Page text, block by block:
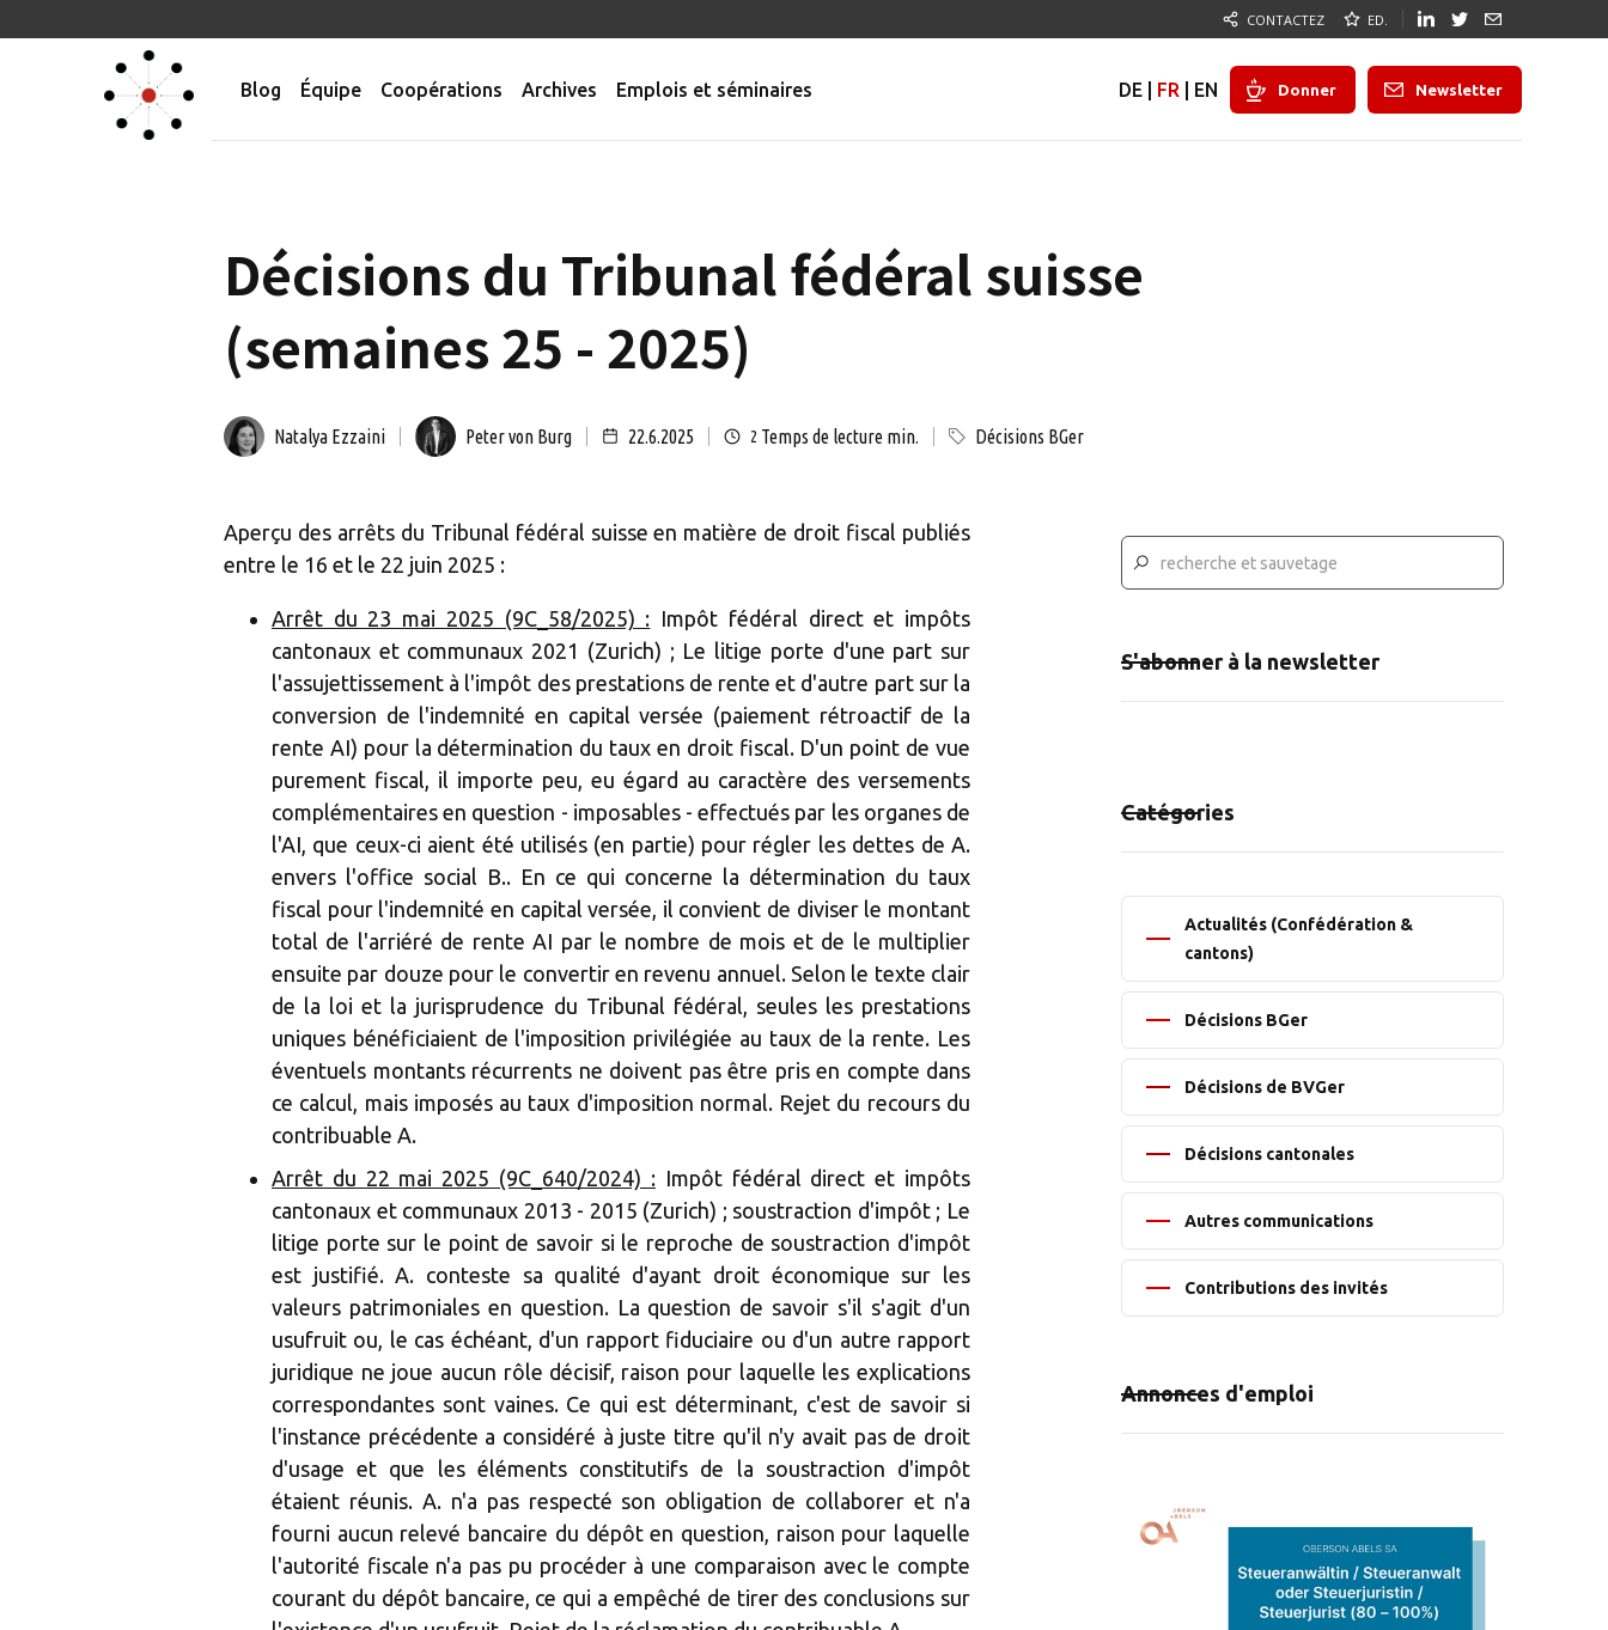
CONTACTEZ ED.
Blog Équipe Coopérations Archives Emplois et séminaires DE FR EN Donner Newsletter
Décisions du Tribunal fédéral suisse
(semaines 25 - 2025)
Natalya Ezzaini Peter von Burg 22.6.2025 2 Temps de lecture min. Décisions BGer
Aperçu des arrêts du Tribunal fédéral suisse en matière de droit fiscal publiés
entre le 16 et le 22 juin 2025 :
Arrêt du 23 mai 2025 (9C_58/2025) : Impôt fédéral direct et impôts
cantonaux et communaux 2021 (Zurich) ; Le litige porte d'une part sur
l'assujettissement à l'impôt des prestations de rente et d'autre part sur la
conversion de l'indemnité en capital versée (paiement rétroactif de la
rente AI) pour la détermination du taux en droit fiscal. D'un point de vue
purement fiscal, il importe peu, eu égard au caractère des versements
complémentaires en question - imposables - effectués par les organes de
l'AI, que ceux-ci aient été utilisés (en partie) pour régler les dettes de A.
envers l'office social B.. En ce qui concerne la détermination du taux
fiscal pour l'indemnité en capital versée, il convient de diviser le montant
total de l'arriéré de rente AI par le nombre de mois et de le multiplier
ensuite par douze pour le convertir en revenu annuel. Selon le texte clair
de la loi et la jurisprudence du Tribunal fédéral, seules les prestations
uniques bénéficiaient de l'imposition privilégiée au taux de la rente. Les
éventuels montants récurrents ne doivent pas être pris en compte dans
ce calcul, mais imposés au taux d'imposition normal. Rejet du recours du
contribuable A.
Arrêt du 22 mai 2025 (9C_640/2024) :Impôt fédéral direct et impôts
cantonaux et communaux 2013 - 2015 (Zurich) ; soustraction d'impôt ; Le
litige porte sur le point de savoir si le reproche de soustraction d'impôt
est justifié. A. conteste sa qualité d'ayant droit économique sur les
valeurs patrimoniales en question. La question de savoir s'il s'agit d'un
usufruit ou, le cas échéant, d'un rapport fiduciaire ou d'un autre rapport
juridique ne joue aucun rôle décisif, raison pour laquelle les explications
correspondantes sont vaines. Ce qui est déterminant, c'est de savoir si
l'instance précédente a considéré à juste titre qu'il n'y avait pas de droit
d'usage et que les éléments constitutifs de la soustraction d'impôt
étaient réunis. A. n'a pas respecté son obligation de collaborer et n'a
fourni aucun relevé bancaire du dépôt en question, raison pour laquelle
l'autorité fiscale n'a pas pu procéder à une comparaison avec le compte
courant du dépôt bancaire, ce qui a empêché de tirer des conclusions sur
S'abonner à la newsletter
Catégories
Actualités (Confédération &
cantons)
Décisions BGer
Décisions de BVGer
Décisions cantonales
Autres communications
Contributions des invités
Annonces d'emploi